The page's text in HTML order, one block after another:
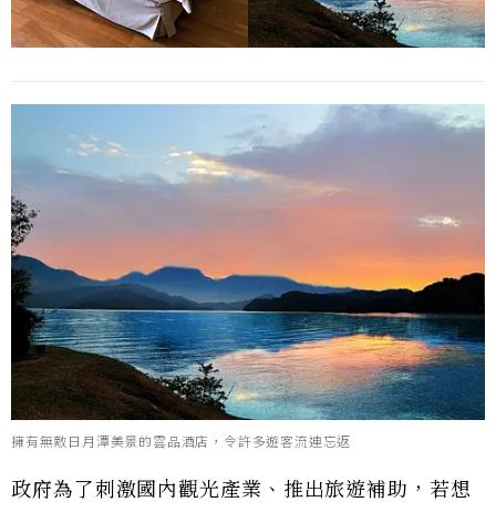
擁有無敵日月潭美景的雲品酒店，令許多遊客流連忘返
政府為了刺激國內觀光產業、推出旅遊補助，若想